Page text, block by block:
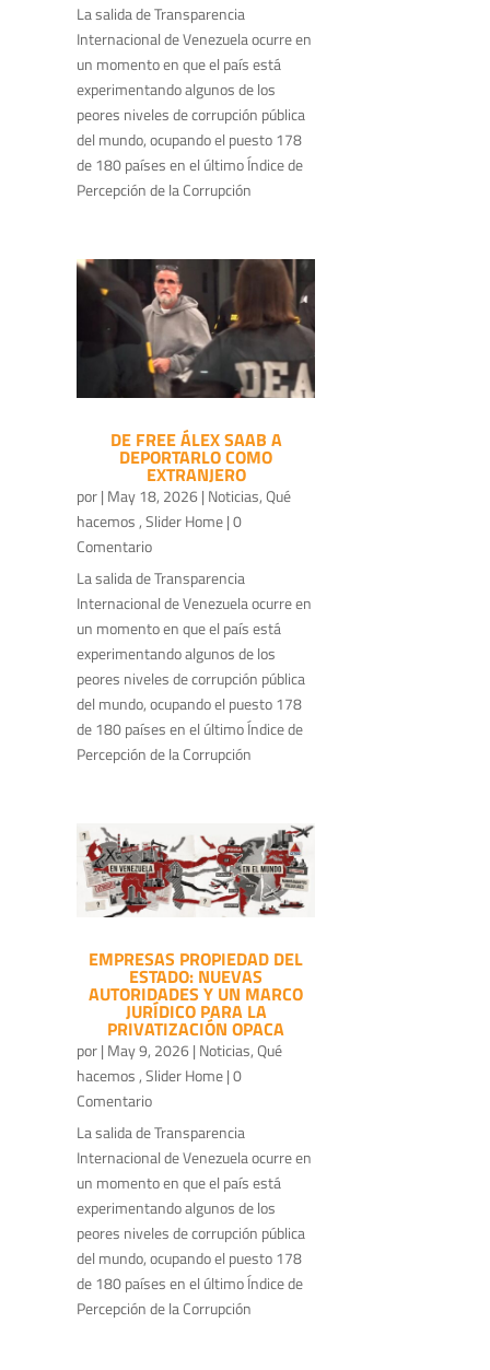
La salida de Transparencia
Internacional de Venezuela ocurre en
un momento en que el país está
experimentando algunos de los
peores niveles de corrupción pública
del mundo, ocupando el puesto 178
de 180 países en el último Índice de
Percepción de la Corrupción
DE FREE ÁLEX SAAB A
DEPORTARLO COMO
EXTRANJERO
por| May 18, 2026| Noticias,Qué
hacemos ,Slider Home| 0
Comentario
La salida de Transparencia
Internacional de Venezuela ocurre en
un momento en que el país está
experimentando algunos de los
peores niveles de corrupción pública
del mundo, ocupando el puesto 178
de 180 países en el último Índice de
Percepción de la Corrupción
EMPRESAS PROPIEDAD DEL
ESTADO: NUEVAS
AUTORIDADES Y UN MARCO
JURÍDICO PARA LA
PRIVATIZACIÓN OPACA
por| May 9, 2026| Noticias,Qué
hacemos ,Slider Home| 0
Comentario
La salida de Transparencia
Internacional de Venezuela ocurre en
un momento en que el país está
experimentando algunos de los
peores niveles de corrupción pública
del mundo, ocupando el puesto 178
de 180 países en el último Índice de
Percepción de la Corrupción